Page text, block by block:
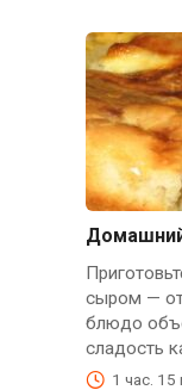
сыром —
блюдо
сладость
1 час. 15